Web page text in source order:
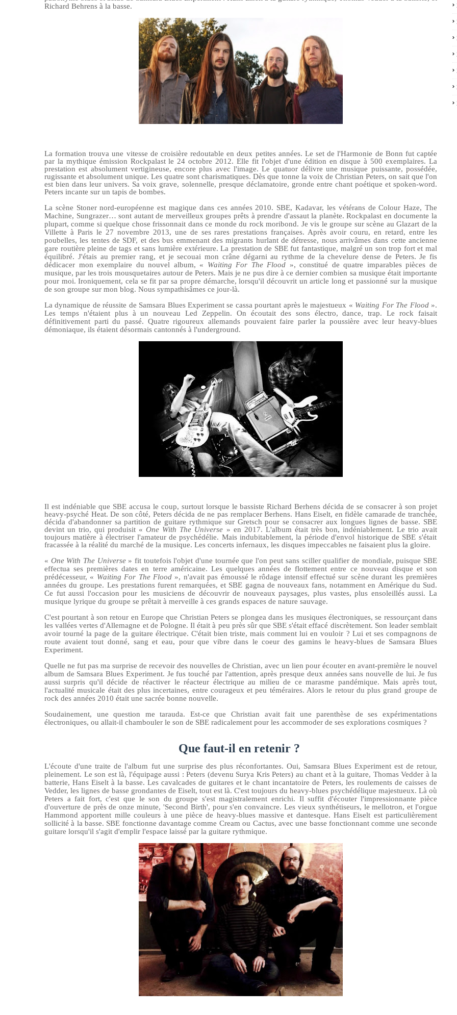
Richard Behrens à la basse.
La formation trouva une vitesse de croisière redoutable en deux petites années. Le set de l'Harmonie de Bonn fut captée
par la mythique émission Rockpalast le 24 octobre 2012. Elle fit l'objet d'une édition en disque à 500 exemplaires. La
prestation est absolument vertigineuse, encore plus avec l'image. Le quatuor délivre une musique puissante, possédée,
rugissante et absolument unique. Les quatre sont charismatiques. Dès que tonne la voix de Christian Peters, on sait que l'on
est bien dans leur univers. Sa voix grave, solennelle, presque déclamatoire, gronde entre chant poétique et spoken-word.
Peters incante sur un tapis de bombes.
La scène Stoner nord-européenne est magique dans ces années 2010. SBE, Kadavar, les vétérans de Colour Haze, The
Machine, Sungrazer… sont autant de merveilleux groupes prêts à prendre d'assaut la planète. Rockpalast en documente la
plupart, comme si quelque chose frissonnait dans ce monde du rock moribond. Je vis le groupe sur scène au Glazart de la
Villette à Paris le 27 novembre 2013, une de ses rares prestations françaises. Après avoir couru, en retard, entre les
poubelles, les tentes de SDF, et des bus emmenant des migrants hurlant de détresse, nous arrivâmes dans cette ancienne
gare routière pleine de tags et sans lumière extérieure. La prestation de SBE fut fantastique, malgré un son trop fort et mal
équilibré. J'étais au premier rang, et je secouai mon crâne dégarni au rythme de la chevelure dense de Peters.Je fis
dédicacer mon exemplaire du nouvel album, « Waiting For The Flood », constitué de quatre imparables pièces de
musique, par les trois mousquetaires autour de Peters. Mais je ne pus dire à ce dernier combien sa musique était importante
pour moi. Ironiquement, cela se fit par sa propre démarche, lorsqu'il découvrit un article long et passionné sur la musique
de son groupe sur mon blog. Nous sympathisâmes ce jour-là.
La dynamique de réussite de Samsara Blues Experiment se cassa pourtant après le majestueux « Waiting For The Flood».
Les temps n'étaient plus à un nouveau Led Zeppelin. On écoutait des sons électro, dance,trap. Le rock faisait
définitivement parti du passé. Quatre rigoureux allemands pouvaient faire parler la poussière avec leur heavy-blues
démoniaque, ils étaient désormais cantonnés à l'underground.
Il est indéniable que SBE accusa le coup, surtout lorsque le bassiste Richard Berhens décida de se consacrer à son projet
heavy-psyché Heat. De son côté, Petersdécida de ne pas remplacerBerhens. Hans Eiselt, en fidèle camarade detranchée,
décida d'abandonner sa partition de guitare rythmique sur Gretsch pour se consacrer aux longues lignes de basse. SBE
devint un trio, qui produisit «One With The Universe » en 2017. L'album étaittrès bon, indéniablement. Le trio avait
toujours matière à électriser l'amateur de psychédélie. Mais indubitablement, la période d'envol historique de SBE s'était
fracassée à la réalité du marché de la musique. Les concerts infernaux, les disques impeccables ne faisaient plus la gloire.
« One With The Universe» fit toutefois l'objet d'une tournée que l'on peut sans sciller qualifier de mondiale, puisque SBE
effectua ses premières dates en terre américaine. Les quelques années de flottement entre ce nouveau disque et son
prédécesseur, « Waiting For The Flood», n'avait pas émoussé le rôdage intensif effectué sur scène durant les premières
années du groupe. Les prestations furent remarquées, et SBE gagna de nouveaux fans, notamment en Amérique du Sud.
Ce fut aussi l'occasion pour les musiciens de découvrir de nouveaux paysages, plus vastes, plus ensoleillés aussi. La
musique lyrique du groupe se prêtait à merveille à ces grands espaces de nature sauvage.
C'est pourtant à son retour en Europe que Christian Peters se plongea dans les musiques électroniques, se ressourçant dans
les vallées vertes d'Allemagne et de Pologne.Il était à peu près sûr que SBE s'était effacé discrètement. Son leader semblait
avoir tourné la page de la guitare électrique. C'était bien triste, mais comment lui en vouloir ? Lui et ses compagnons de
route avaient tout donné, sang et eau, pour que vibre dans le coeur des gamins le heavy-blues de Samsara Blues
Experiment.
Quelle ne fut pas ma surprise de recevoir des nouvelles de Christian, avec un lien pour écouter en avant-première le nouvel
album de Samsara Blues Experiment. Je fus touché par l'attention, après presque deux années sans nouvelle de lui. Je fus
aussi surpris qu'il décide de réactiver le réacteur électrique au milieu de ce marasme pandémique.Mais après tout,
l'actualité musicale était des plus incertaines, entre courageux et peu téméraires. Alors le retour du plus grand groupe de
rock des années 2010 était une sacrée bonne nouvelle.
Soudainement, une question me tarauda. Est-ce que Christian avait fait une parenthèse de ses expérimentations
électroniques, ou allait-il chambouler le son de SBE radicalement pour les accommoder de ses explorations cosmiques ?
Que faut-il en retenir ?
L'écoute d'une traite de l'album fut une surprise des plus réconfortantes. Oui, Samsara Blues Experiment est de retour,
pleinement. Le son est là, l'équipage aussi : Peters (devenu Surya Kris Peters) au chant et à la guitare, Thomas Vedder à la
batterie, Hans Eiselt à la basse. Les cavalcades de guitares et le chant incantatoire de Peters, les roulements de caisses de
Vedder, les lignes de basse grondantes de Eiselt, tout est là. C'est toujours du heavy-blues psychédélique majestueux. Là où
Peters a fait fort, c'est que le son du groupe s'est magistralement enrichi. Il suffit d'écouter l'impressionnante pièce
d'ouverture de près de onze minute, 'Second Birth', pour s'en convaincre. Les vieux synthétiseurs, le mellotron, et l'orgue
Hammond apportent mille couleurs à une pièce de heavy-blues massive et dantesque. Hans Eiselt est particulièrement
sollicité à la basse. SBE fonctionne davantage comme Cream ou Cactus, avec une basse fonctionnant comme une seconde
guitare lorsqu'il s'agit d'emplir l'espace laissé par la guitare rythmique.